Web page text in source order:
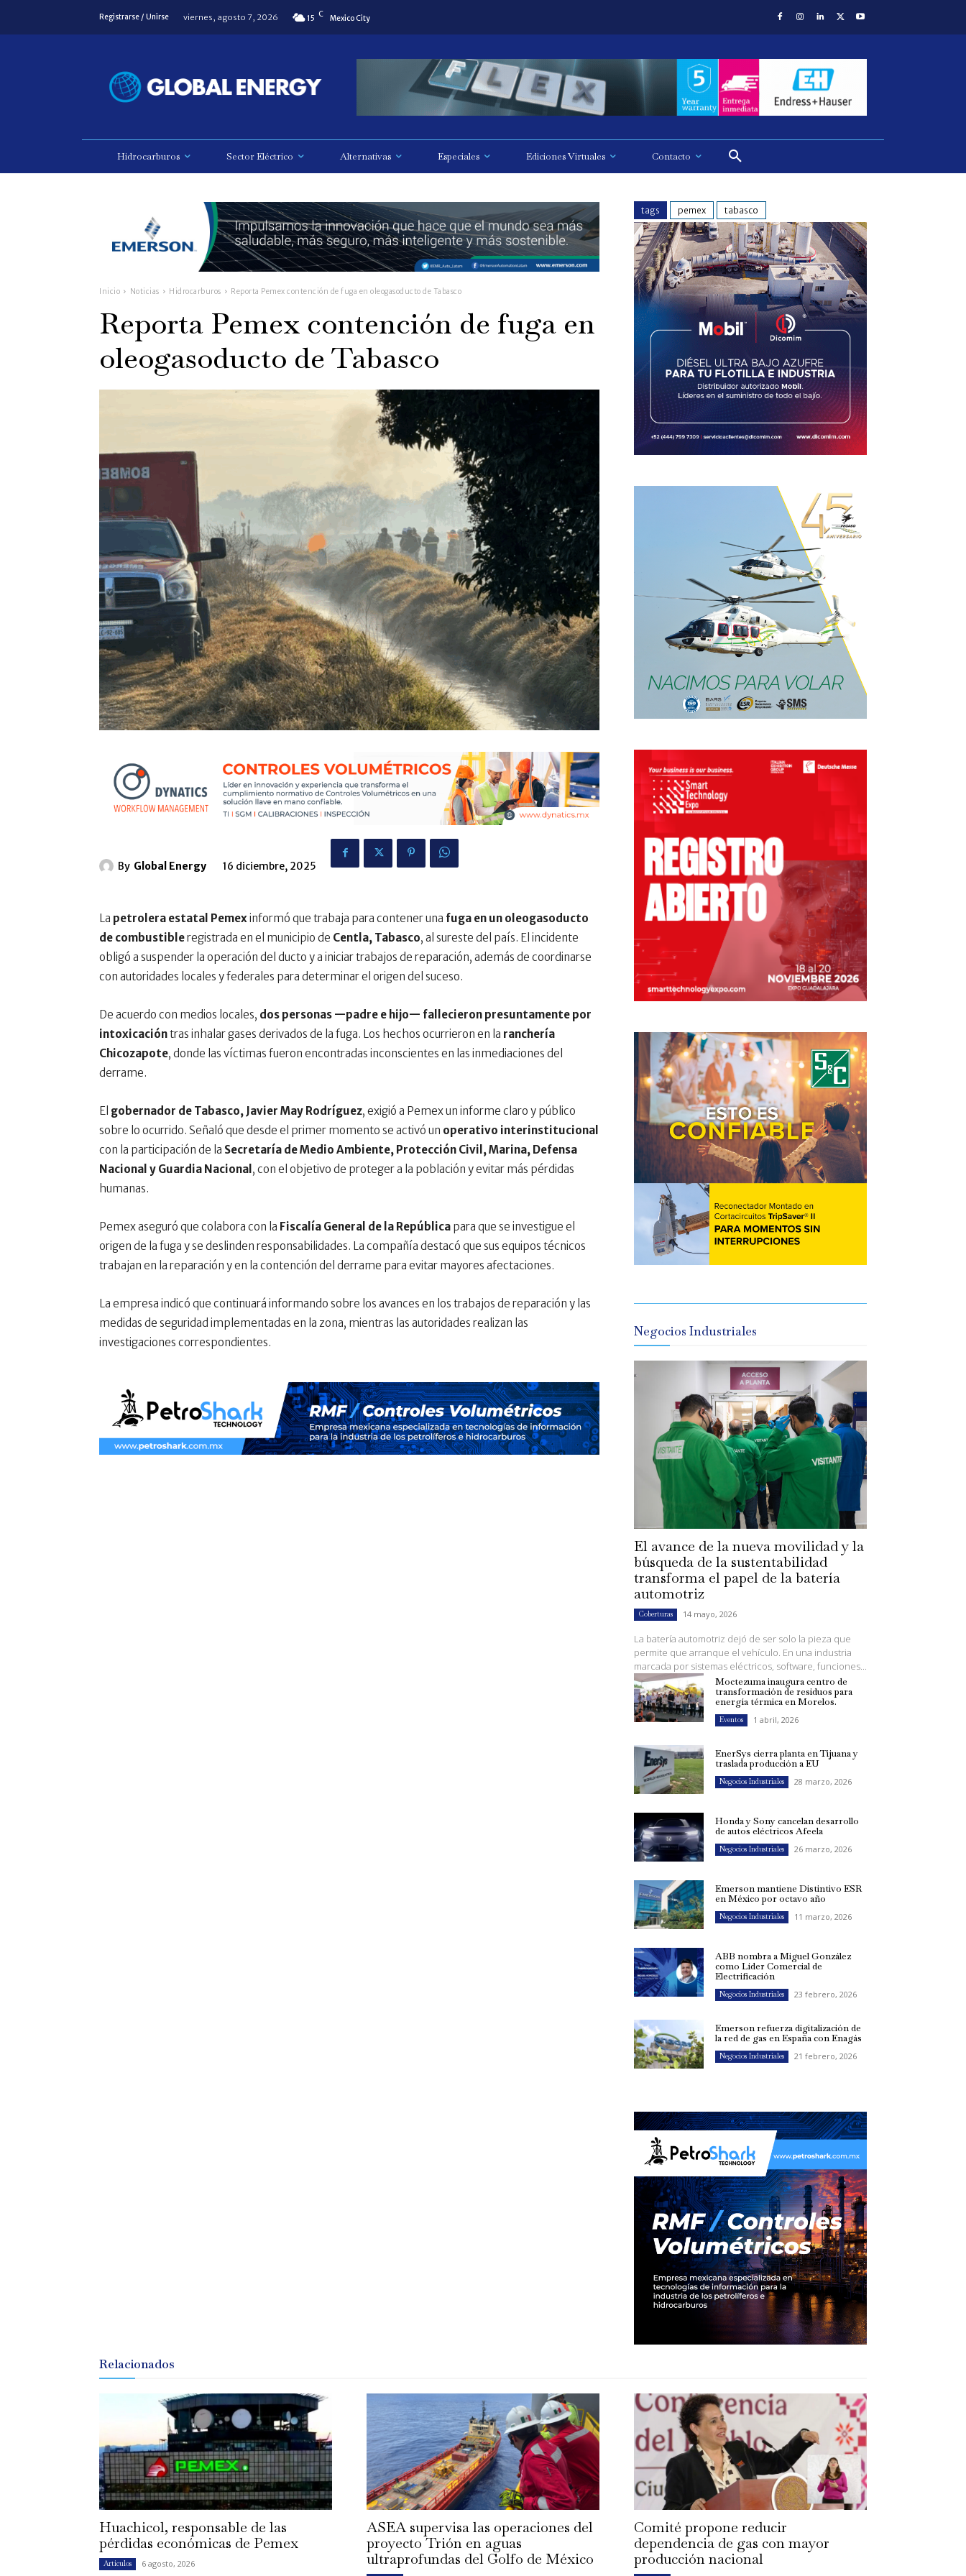
Registrarse / Unirse viernes, agosto 7, 2026 15 C Mexico City
Hidrocarburos Sector Eléctrico Alternativas Especiales Ediciones Virtuales Contacto
Inicio Noticias Hidrocarburos Reporta Pemex contención de fuga en oleogasoducto de Tabasco
Reporta Pemex contención de fuga en
oleogasoducto de Tabasco
By Global Energy 16 diciembre, 2025
La petrolera estatal Pemexinformó que trabaja para contener una fuga en un oleogasoducto
de combustibleregistrada en el municipio de Centla, Tabasco, al sureste del país. El incidente
obligó a suspender la operación del ducto y a iniciar trabajos de reparación, además de coordinarse
con autoridades locales y federales para determinar el origen del suceso.
De acuerdo con medios locales, dos personas —padre e hijo— fallecieron presuntamente por
intoxicacióntras inhalar gases derivados de la fuga. Los hechos ocurrieron en la ranchería
Chicozapote, donde las víctimas fueron encontradas inconscientes en las inmediaciones del
derrame.
El gobernador de Tabasco, Javier May Rodríguez, exigió a Pemex un informe claro y público
sobre lo ocurrido. Señaló que desde el primer momento se activó un operativo interinstitucional
con la participación de la Secretaría de Medio Ambiente, Protección Civil, Marina, Defensa
Nacional y Guardia Nacional , con el objetivo de proteger a la población y evitar más pérdidas
humanas.
Pemex aseguró que colabora con la Fiscalía General de la República para que se investigue el
origen de la fuga y se deslinden responsabilidades. La compañía destacó que sus equipos técnicos
trabajan en la reparación y en la contención del derrame para evitar mayores afectaciones.
La empresa indicó que continuará informando sobre los avances en los trabajos de reparación y las
medidas de seguridad implementadas en la zona, mientras las autoridades realizan las
investigaciones correspondientes.
tags pemex tabasco
Negocios Industriales
El avance de la nueva movilidad y la
búsqueda de la sustentabilidad
transforma el papel de la batería
automotriz
Coberturas 14 mayo, 2026
La batería automotriz dejó de ser solo la pieza que
permite que arranque el vehículo. En una industria
marcada por sistemas eléctricos, software, funciones...
Moctezuma inaugura centro de
transformación de residuos para
energía térmica en Morelos.
Eventos 1 abril, 2026
EnerSys cierra planta en Tijuana y
traslada producción a EU
Negocios Industriales 28 marzo, 2026
Honda y Sony cancelan desarrollo
de autos eléctricos Afeela
Negocios Industriales 26 marzo, 2026
Emerson mantiene Distintivo ESR
en México por octavo año
Negocios Industriales 11 marzo, 2026
ABB nombra a Miguel González
como Líder Comercial de
Electrificación
Negocios Industriales 23 febrero, 2026
Emerson refuerza digitalización de
la red de gas en España con Enagás
Negocios Industriales 21 febrero, 2026
Relacionados
Huachicol, responsable de las
pérdidas económicas de Pemex
Artículos 6 agosto, 2026
ASEA supervisa las operaciones del
proyecto Trión en aguas
ultraprofundas del Golfo de México
Comité propone reducir
dependencia de gas con mayor
producción nacional